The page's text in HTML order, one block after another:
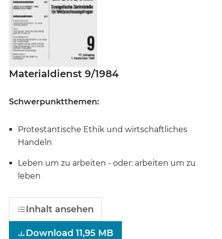
Materialdienst 9/1984
Schwerpunktthemen:
Protestantische Ethik und wirtschaftliches
Handeln
Leben um zu arbeiten - oder: arbeiten um zu
leben
Inhalt ansehen
Download 11,95 MB